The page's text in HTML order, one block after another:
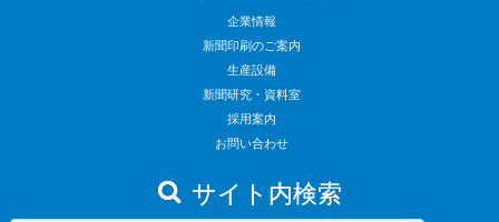
企業情報
新聞印刷のご案内
生産設備
新聞研究・資料室
採用案内
お問い合わせ
サイト内検索